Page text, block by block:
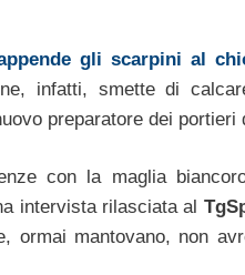
gli scarpini al
infatti, smette di
preparatore dei portieri
con la maglia
intervista rilasciata al
ormai mantovano, non